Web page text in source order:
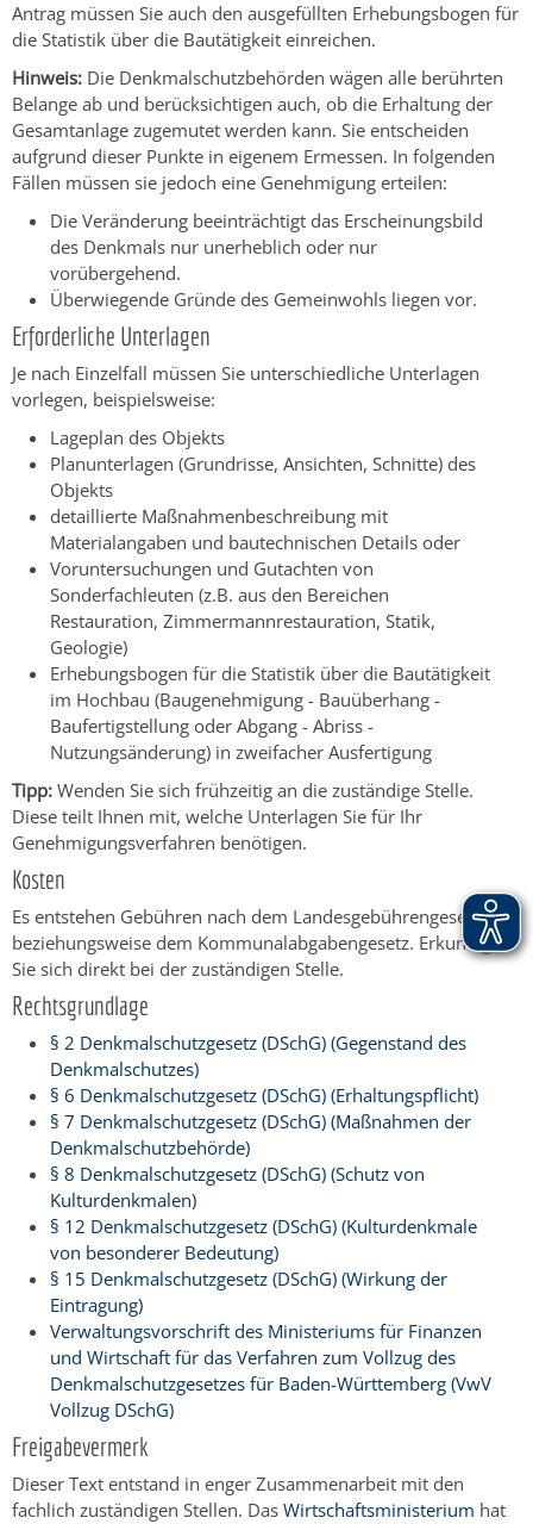
Antrag müssen Sie auch den ausgefüllten Erhebungsbogen für
die Statistik über die Bautätigkeit einreichen.
Hinweis: Die Denkmalschutzbehörden wägen alle berührten
Belange ab und berücksichtigen auch, ob die Erhaltung der
Gesamtanlage zugemutet werden kann. Sie entscheiden
aufgrund dieser Punkte in eigenem Ermessen. In folgenden
Fällen müssen sie jedoch eine Genehmigung erteilen:
Die Veränderung beeinträchtigt das Erscheinungsbild
des Denkmals nur unerheblich oder nur
vorübergehend.
Überwiegende Gründe des Gemeinwohls liegen vor.
Erforderliche Unterlagen
Je nach Einzelfall müssen Sie unterschiedliche Unterlagen
vorlegen, beispielsweise:
Lageplan des Objekts
Planunterlagen (Grundrisse, Ansichten, Schnitte) des
Objekts
detaillierte Maßnahmenbeschreibung mit
Materialangaben und bautechnischen Details oder
Voruntersuchungen und Gutachten von
Sonderfachleuten (z.B. aus den Bereichen
Restauration, Zimmermannrestauration, Statik,
Geologie)
Erhebungsbogen für die Statistik über die Bautätigkeit
im Hochbau (Baugenehmigung - Bauüberhang -
Baufertigstellung oder Abgang - Abriss -
Nutzungsänderung) in zweifacher Ausfertigung
Tipp: Wenden Sie sich frühzeitig an die zuständige Stelle.
Diese teilt Ihnen mit, welche Unterlagen Sie für Ihr
Genehmigungsverfahren benötigen.
Kosten
Es entstehen Gebühren nach dem Landesgebührengesetz
beziehungsweise dem Kommunalabgabengesetz. Erkundigen
Sie sich direkt bei der zuständigen Stelle.
Rechtsgrundlage
§ 2 Denkmalschutzgesetz (DSchG) (Gegenstand des
Denkmalschutzes)
§ 6 Denkmalschutzgesetz (DSchG) (Erhaltungspflicht)
§ 7 Denkmalschutzgesetz (DSchG) (Maßnahmen der
Denkmalschutzbehörde)
§ 8 Denkmalschutzgesetz (DSchG) (Schutz von
Kulturdenkmalen)
§ 12 Denkmalschutzgesetz (DSchG) (Kulturdenkmale
von besonderer Bedeutung)
§ 15 Denkmalschutzgesetz (DSchG) (Wirkung der
Eintragung)
Verwaltungsvorschrift des Ministeriums für Finanzen
und Wirtschaft für das Verfahren zum Vollzug des
Denkmalschutzgesetzes für Baden-Württemberg (VwV
Vollzug DSchG)
Freigabevermerk
Dieser Text entstand in enger Zusammenarbeit mit den
fachlich zuständigen Stellen. Das Wirtschaftsministerium hat